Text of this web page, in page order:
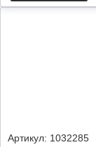
Артикул: 1032285